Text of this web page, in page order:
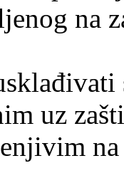
na
uz
na